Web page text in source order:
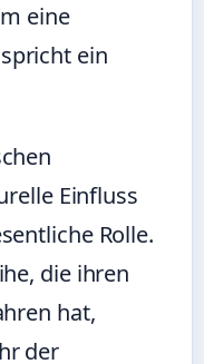
eine
ein
Einfluss
Rolle.
die ihren
hat,
der